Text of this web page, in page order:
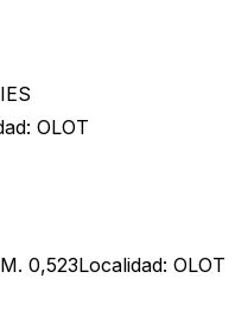
OLOT
0,523Localidad: OLOT